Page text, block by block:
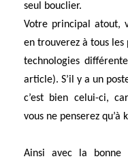
seul bouclier.
Votre principal atout,
en trouverez à tous
technologies
article). S’il y a un
c’est bien celui-ci,
vous ne penserez qu’à
Ainsi avec la